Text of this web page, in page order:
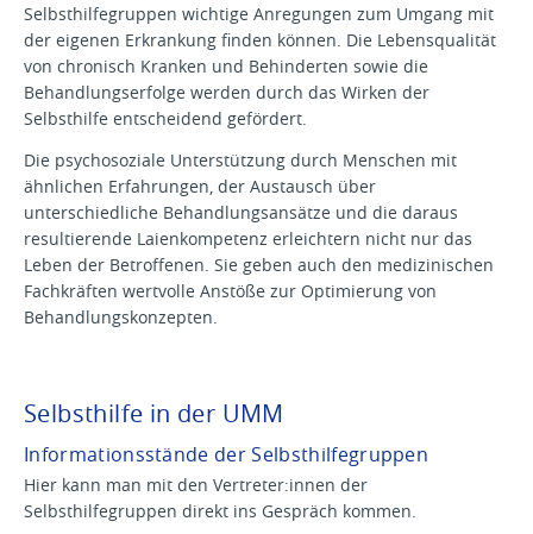
Selbsthilfegruppen wichtige Anregungen zum Umgang mit
der eigenen Erkrankung finden können. Die Lebensqualität
von chronisch Kranken und Behinderten sowie die
Behandlungserfolge werden durch das Wirken der
Selbsthilfe entscheidend gefördert.
Die psychosoziale Unterstützung durch Menschen mit
ähnlichen Erfahrungen, der Austausch über
unterschiedliche Behandlungsansätze und die daraus
resultierende Laienkompetenz erleichtern nicht nur das
Leben der Betroffenen. Sie geben auch den medizinischen
Fachkräften wertvolle Anstöße zur Optimierung von
Behandlungskonzepten.
Selbsthilfe in der UMM
Informationsstände der Selbsthilfegruppen
Hier kann man mit den Vertreter:innen der
Selbsthilfegruppen direkt ins Gespräch kommen.